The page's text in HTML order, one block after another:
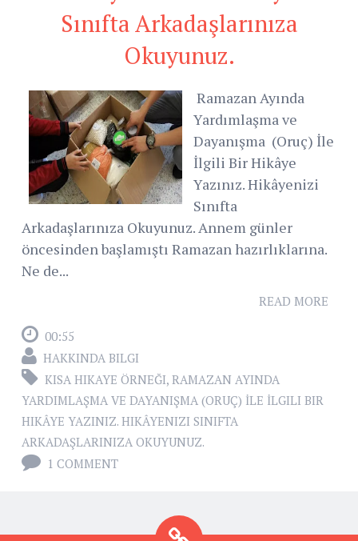
Sınıfta Arkadaşlarınıza
Okuyunuz.
Ramazan Ayında
Yardımlaşma ve
Dayanışma (Oruç) İle
İlgili Bir Hikâye
Yazınız. Hikâyenizi
Sınıfta
Arkadaşlarınıza Okuyunuz. Annem günler
öncesinden başlamıştı Ramazan hazırlıklarına.
Ne de...
READ MORE
00:55
HAKKINDA BILGI
KISA HIKAYE ÖRNEĞI, RAMAZAN AYINDA
YARDIMLAŞMA VE DAYANIŞMA (ORUÇ) İLE İLGILI BIR
HIKÂYE YAZINIZ. HIKÂYENIZI SINIFTA
ARKADAŞLARINIZA OKUYUNUZ.
1 COMMENT